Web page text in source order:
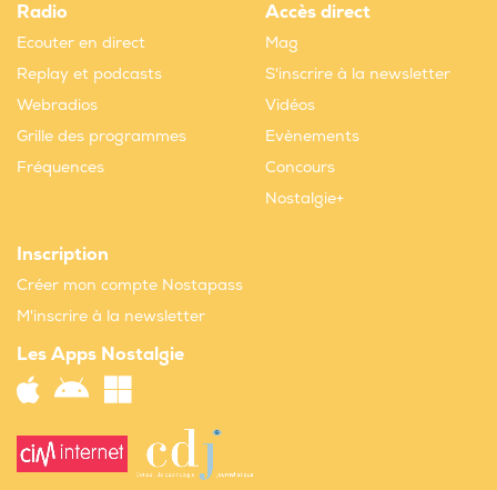
Radio
Ecouter en direct
Replay et podcasts
Webradios
Grille des programmes
Fréquences
Accès direct
Mag
S'inscrire à la newsletter
Vidéos
Evènements
Concours
Nostalgie+
Inscription
Créer mon compte Nostapass
M'inscrire à la newsletter
Les Apps Nostalgie